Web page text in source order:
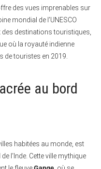
des vues imprenables sur
mondial de l’UNESCO
destinations touristiques,
où la royauté indienne
de touristes en 2019.
au bord
habitées au monde, est
l’Inde. Cette ville mythique